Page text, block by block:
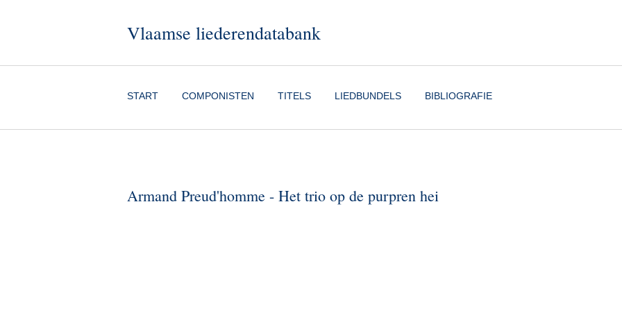
Vlaamse liederendatabank
START COMPONISTEN TITELS LIEDBUNDELS BIBLIOGRAFIE
Armand Preud'homme - Het trio op de purpren hei